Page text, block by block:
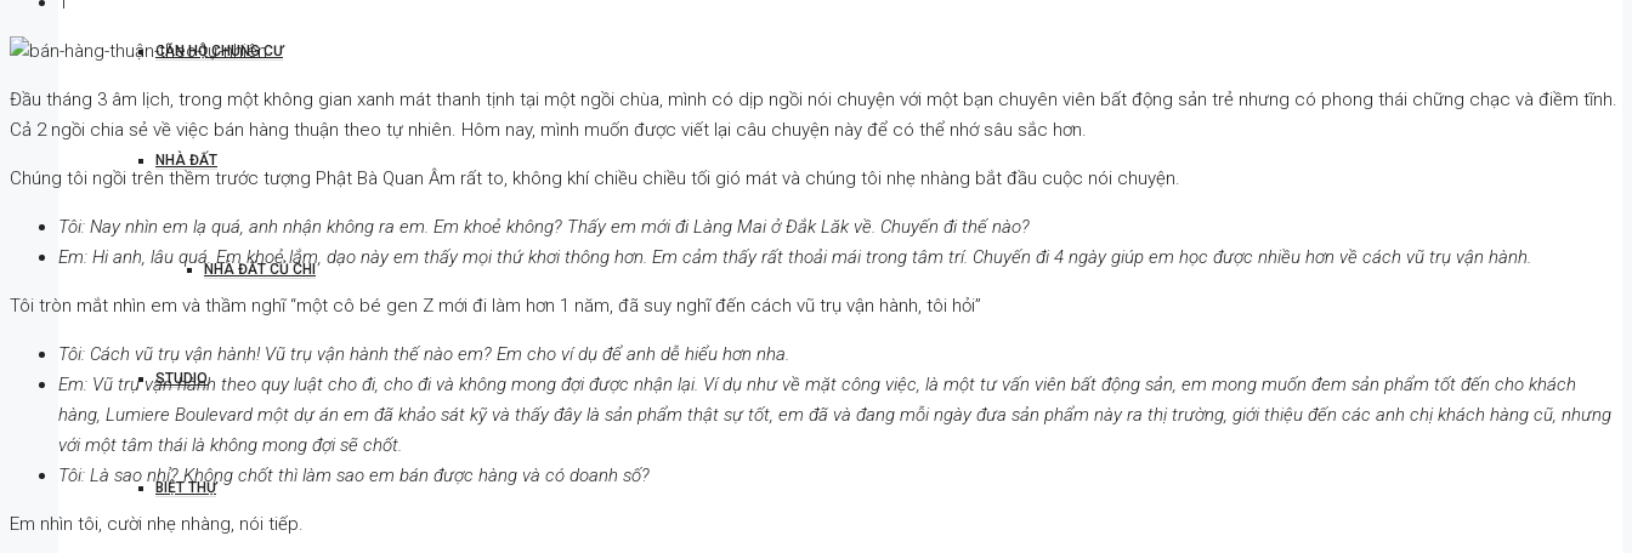
CĂN HỘ CHUNG CƯ
NHÀ ĐẤT
NHÀ ĐẤT CỦ CHI
STUDIO
BIỆT THỰ
Đầu tháng 3 âm lịch, trong một không gian xanh mát thanh tịnh tại một ngồi chùa, mình có dịp ngồi nói chuyện với một bạn chuyên viên bất động sản trẻ nhưng có phong thái chững chạc và điềm tĩnh.
Cả 2 ngồi chia sẻ về việc bán hàng thuận theo tự nhiên. Hôm nay, mình muốn được viết lại câu chuyện này để có thể nhớ sâu sắc hơn.
Chúng tôi ngồi trên thềm trước tượng Phật Bà Quan Âm rất to, không khí chiều chiều tối gió mát và chúng tôi nhẹ nhàng bắt đầu cuộc nói chuyện.
Tôi: Nay nhìn em lạ quá, anh nhận không ra em. Em khoẻ không? Thấy em mới đi Làng Mai ở Đắk Lăk về. Chuyến đi thế nào?
Em: Hi anh, lâu quá. Em khoẻ lắm, dạo này em thấy mọi thứ khơi thông hơn. Em cảm thấy rất thoải mái trong tâm trí. Chuyến đi 4 ngày giúp em học được nhiều hơn về cách vũ trụ vận hành.
Tôi tròn mắt nhìn em và thầm nghĩ “một cô bé gen Z mới đi làm hơn 1 năm, đã suy nghĩ đến cách vũ trụ vận hành, tôi hỏi”
Tôi: Cách vũ trụ vận hành! Vũ trụ vận hành thế nào em? Em cho ví dụ để anh dễ hiểu hơn nha.
Em: Vũ trụ vận hành theo quy luật cho đi, cho đi và không mong đợi được nhận lại. Ví dụ như về mặt công việc, là một tư vấn viên bất động sản, em mong muốn đem sản phẩm tốt đến cho khách
hàng, Lumiere Boulevard một dự án em đã khảo sát kỹ và thấy đây là sản phẩm thật sự tốt, em đã và đang mỗi ngày đưa sản phẩm này ra thị trường, giới thiệu đến các anh chị khách hàng cũ, nhưng
với một tâm thái là không mong đợi sẽ chốt.
Tôi: Là sao nhỉ? Không chốt thì làm sao em bán được hàng và có doanh số?
Em nhìn tôi, cười nhẹ nhàng, nói tiếp.